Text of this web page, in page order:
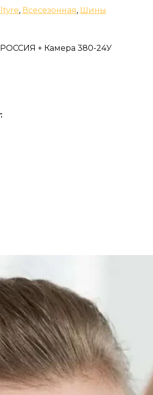
, Всесезонная, Шины
РОССИЯ + Камера 380-24У